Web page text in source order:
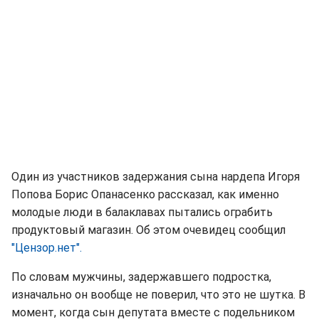
Один из участников задержания сына нардепа Игоря
Попова Борис Опанасенко рассказал, как именно
молодые люди в балаклавах пытались ограбить
продуктовый магазин. Об этом очевидец сообщил
"Цензор.нет".
По словам мужчины, задержавшего подростка,
изначально он вообще не поверил, что это не шутка. В
момент, когда сын депутата вместе с подельником